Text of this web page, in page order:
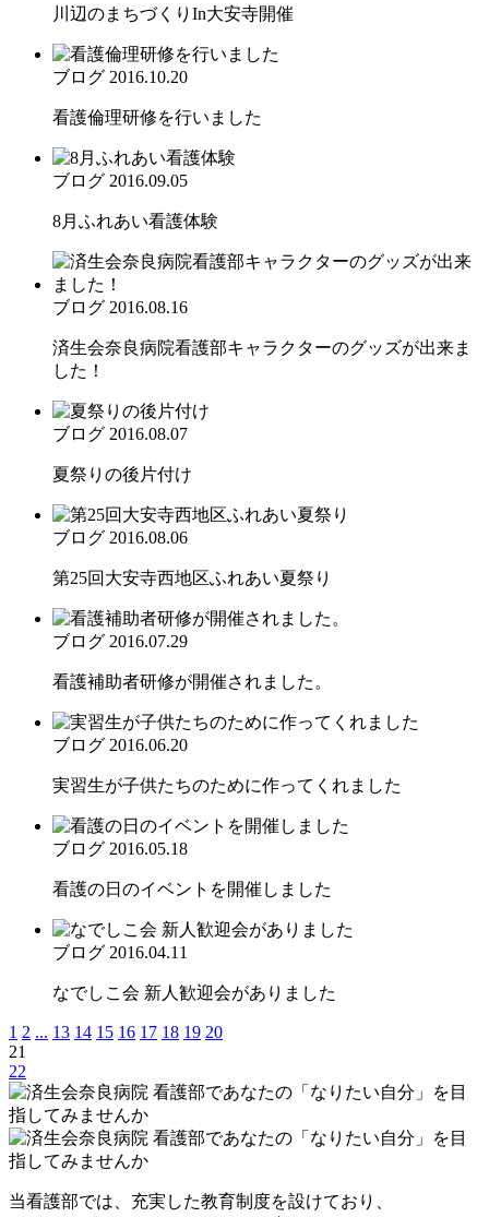
川辺のまちづくりIn大安寺開催
ブログ 2016.10.20
看護倫理研修を行いました
ブログ 2016.09.05
8月ふれあい看護体験
ブログ 2016.08.16
済生会奈良病院看護部キャラクターのグッズが出来ま
した！
ブログ 2016.08.07
夏祭りの後片付け
ブログ 2016.08.06
第25回大安寺西地区ふれあい夏祭り
ブログ 2016.07.29
看護補助者研修が開催されました。
ブログ 2016.06.20
実習生が子供たちのために作ってくれました
ブログ 2016.05.18
看護の日のイベントを開催しました
ブログ 2016.04.11
なでしこ会 新人歓迎会がありました
1 2 ... 13 14 15 16 17 18 19 20
21
22
当看護部では、充実した教育制度を設けており、